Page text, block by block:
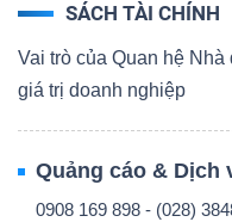
SÁCH TÀI CHÍNH
Vai trò của Quan hệ
giá trị doanh nghiệp
Quảng cáo & Dịch
0908 169 898 - (028)